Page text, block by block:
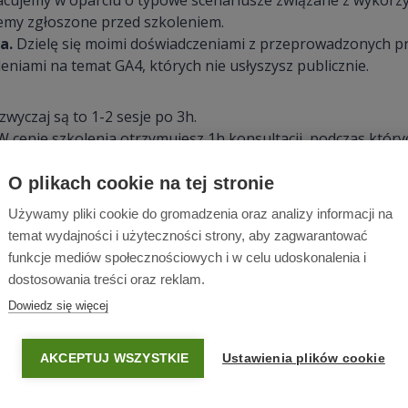
zgłoszone przed szkoleniem.
Dzielę się moimi doświadczeniami z przeprowadzonych
na temat GA4, których nie usłyszysz publicznie.
są to 1-2 sesje po 3h.
cenie szkolenia otrzymujesz 1h konsultacji, podczas
GA4 i pokrewnych narzędzi, jakie pojawiły się od czasu
Google Analytics 4 dla Twojej firmy prowadzę w dwóch
przez Google Meet / Zoom.
Twojej firmy.
O plikach cookie na tej stronie
Używamy pliki cookie do gromadzenia oraz analizy informacji na
temat wydajności i użyteczności strony, aby zagwarantować
funkcje mediów społecznościowych i w celu udoskonalenia i
dostosowania treści oraz reklam.
Dowiedz się więcej
AKCEPTUJ WSZYSTKIE Ustawienia plików cookie